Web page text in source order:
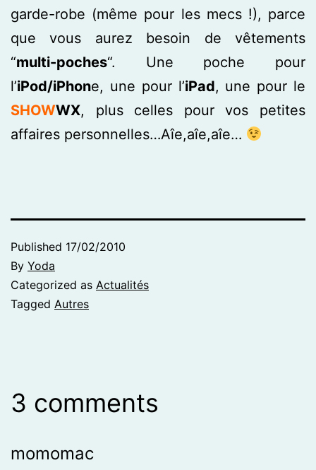
garde-robe (même pour les mecs !), parce
que vous aurez besoin de vêtements
“multi-poches“. Une poche pour
l’iPod/iPhone, une pour l’iPad, une pour le
SHOWWX, plus celles pour vos petites
affaires personnelles…Aîe,aîe,aîe…
Published 17/02/2010
By Yoda
Categorized as Actualités
Tagged Autres
3 comments
momomac